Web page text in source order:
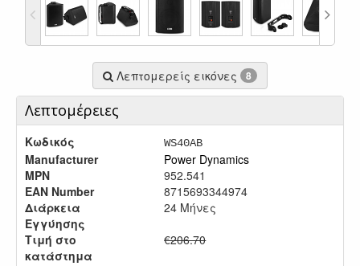
Λεπτομερείς εικόνες 8
Λεπτομέρειες
Κωδικός WS40AB
Manufacturer
Power Dynamics
MPN
952.541
EAN Number
8715693344974
Διάρκεια
Εγγύησης
24 Μήνες
Τιμή στο
κατάστημα
€206.70